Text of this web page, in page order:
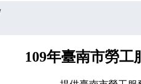
109年臺南市勞